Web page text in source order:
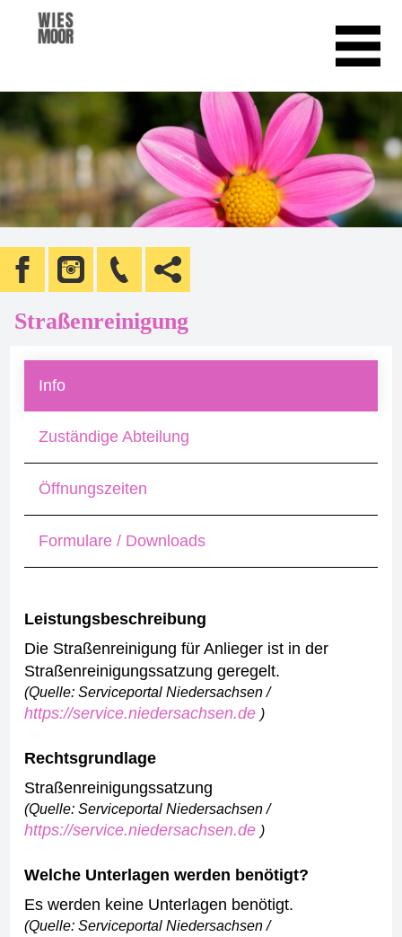
Straßenreinigung
Info
Zuständige Abteilung
Öffnungszeiten
Formulare / Downloads
Leistungsbeschreibung
Die Straßenreinigung für Anlieger ist in der
Straßenreinigungssatzung geregelt.
(Quelle: Serviceportal Niedersachsen /
https://service.niedersachsen.de )
Rechtsgrundlage
Straßenreinigungssatzung
(Quelle: Serviceportal Niedersachsen /
https://service.niedersachsen.de )
Welche Unterlagen werden benötigt?
Es werden keine Unterlagen benötigt.
(Quelle: Serviceportal Niedersachsen /